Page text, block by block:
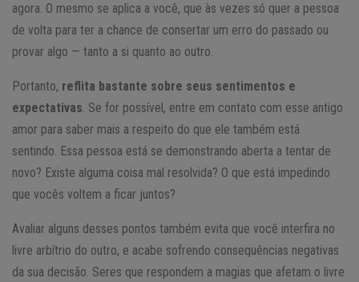
agora. O mesmo se aplica a você, que às vezes só quer a pessoa
de volta para ter a chance de consertar um erro do passado ou
provar algo — tanto a si quanto ao outro.
Portanto, reflita bastante sobre seus sentimentos e
expectativas. Se for possível, entre em contato com esse antigo
amor para saber mais a respeito do que ele também está
sentindo. Essa pessoa está se demonstrando aberta a tentar de
novo? Existe alguma coisa mal resolvida? O que está impedindo
que vocês voltem a ficar juntos?
Avaliar alguns desses pontos também evita que você interfira no
livre arbítrio do outro, e acabe sofrendo consequências negativas
da sua decisão. Seres que respondem a magias que afetam o livre